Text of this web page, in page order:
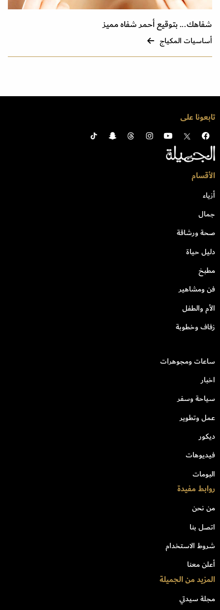
شفاهك... بتوقيع أحمر شفاه مميز
أساسيات المكياج
تابعونا على
الأقسام
أزياء
جمال
صحة ورشاقة
دليل حياة
مطبخ
فن ومشاهير
الأم والطفل
زفاف وخطوبة
ساعات ومجوهرات
اخبار
سياحة وسفر
عمل وتطوير
ديكور
فيديوهات
البومات
روابط مفيدة
من نحن
اتصل بنا
شروط الاستخدام
أعلن معنا
المزيد من الجميلة
مجلة سيدتي